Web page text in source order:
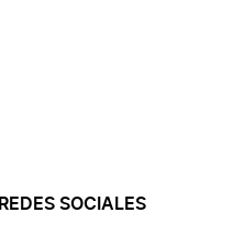
REDES SOCIALES